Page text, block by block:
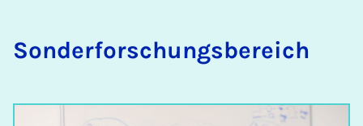
Sonderforschungsbereich